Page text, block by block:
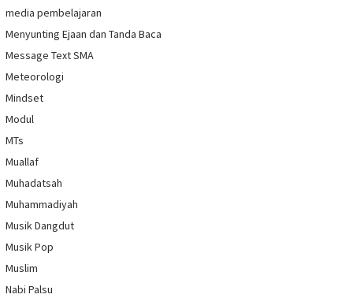
media pembelajaran
Menyunting Ejaan dan Tanda Baca
Message Text SMA
Meteorologi
Mindset
Modul
MTs
Muallaf
Muhadatsah
Muhammadiyah
Musik Dangdut
Musik Pop
Muslim
Nabi Palsu